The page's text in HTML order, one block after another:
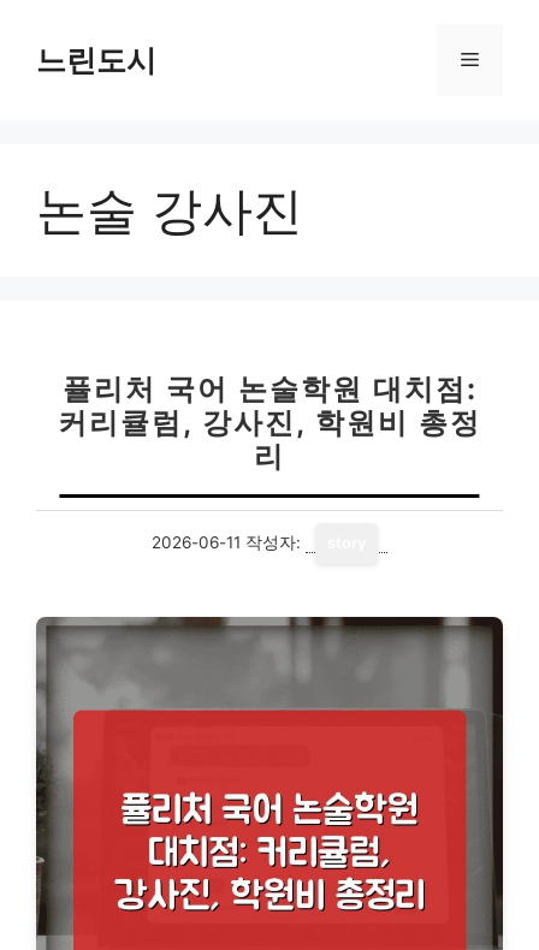
느린도시 메
논술 강사진
퓰리처 국어 논술학원 대치점:
커리큘럼, 강사진, 학원비 총정
리
2026-06-11 작성자: